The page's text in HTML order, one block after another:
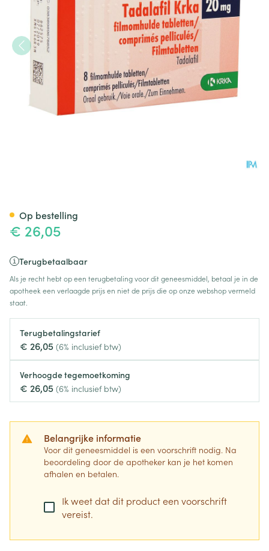
€ 26,05
Terugbetaalbaar
Als je recht hebt op een terugbetaling voor dit geneesmiddel, betaal je in de
apotheek een verlaagde prijs en niet de prijs die op onze webshop vermeld
staat.
Terugbetalingstarief
€ 26,05 (6% inclusief btw)
Verhoogde tegemoetkoming
€ 26,05 (6% inclusief btw)
Belangrijke informatie
Voor dit geneesmiddel is een voorschrift nodig. Na
beoordeling door de apotheker kan je het komen
afhalen en betalen.
Ik weet dat dit product een voorschrift
vereist.
Op bestelling